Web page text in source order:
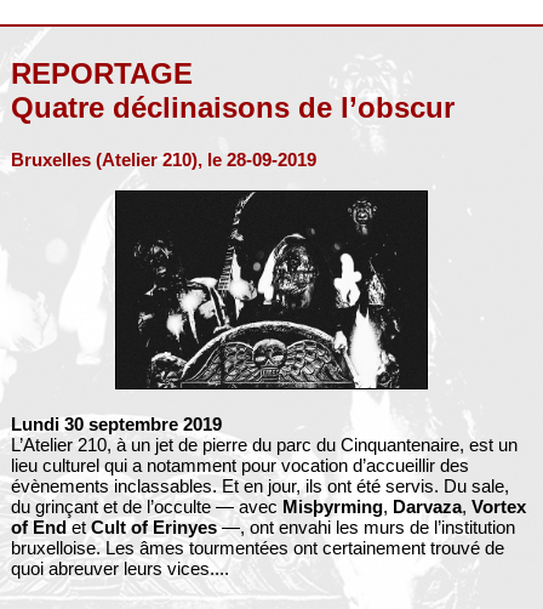
REPORTAGE
Quatre déclinaisons de l’obscur
Bruxelles (Atelier 210), le 28-09-2019
Lundi 30 septembre 2019
L’Atelier 210, à un jet de pierre du parc du Cinquantenaire, est un
lieu culturel qui a notamment pour vocation d’accueillir des
évènements inclassables. Et en jour, ils ont été servis. Du sale,
du grinçant et de l’occulte — avec Misþyrming, Darvaza, Vortex
of End et Cult of Erinyes—, ont envahi les murs de l’institution
bruxelloise. Les âmes tourmentées ont certainement trouvé de
quoi abreuver leurs vices....